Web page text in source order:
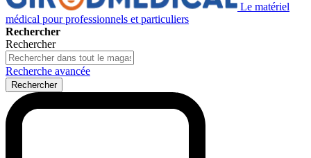
Le matériel
médical pour professionnels et particuliers
Rechercher
Rechercher
Recherche avancée
Rechercher